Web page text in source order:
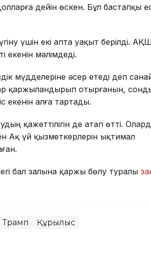
дейін өскен. Бұл бастапқы
үшін екі апта уақыт берілді.
екенін мәлімдеді.
мүдделеріне әсер етеді деп
қаржыландырып отырғанын,
екенін алға тартады.
қажеттілігін де атап өтті.
Ақ үй қызметкерлерін ықтимал
бал залына қаржы бөлу туралы
Құрылыс